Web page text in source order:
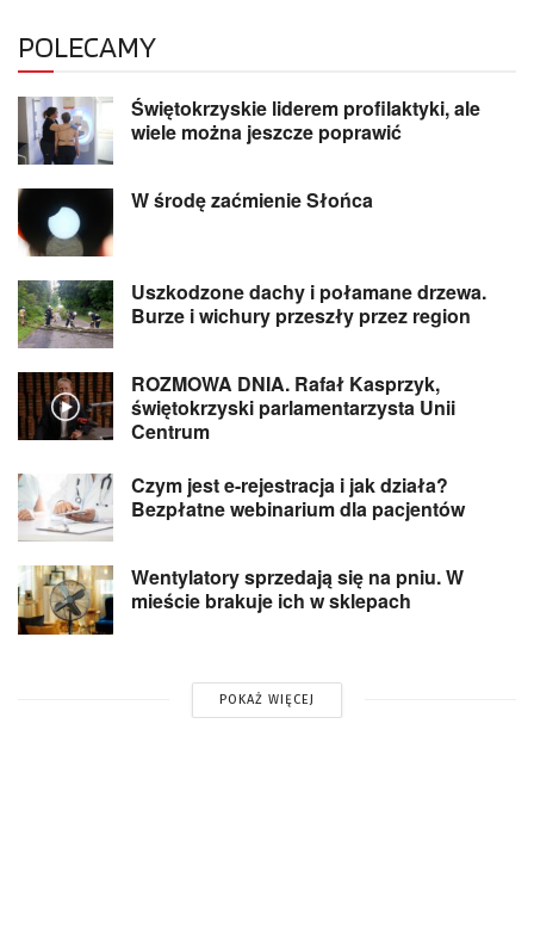
POLECAMY
Świętokrzyskie liderem profilaktyki, ale
wiele można jeszcze poprawić
W środę zaćmienie Słońca
Uszkodzone dachy i połamane drzewa.
Burze i wichury przeszły przez region
ROZMOWA DNIA. Rafał Kasprzyk,
świętokrzyski parlamentarzysta Unii
Centrum
Czym jest e-rejestracja i jak działa?
Bezpłatne webinarium dla pacjentów
Wentylatory sprzedają się na pniu. W
mieście brakuje ich w sklepach
POKAŻ WIĘCEJ